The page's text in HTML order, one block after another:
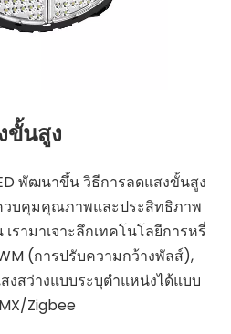
ขั้นสูง
พัฒนาขึ้น วิธีการลดแสงขั้นสูง
วบคุมคุณภาพและประสิทธิภาพ
รามาเจาะลึกเทคโนโลยีการหรี่
(การปรับความกว้างพัลส์),
งสว่างแบบระบุตำแหน่งได้แบบ
Zigbee